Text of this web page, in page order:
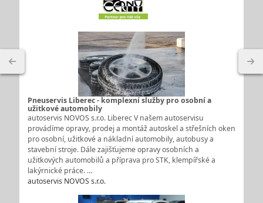
Pneuservis Liberec - komplexní služby pro osobní a
užitkové automobily
autoservis NOVOS s.r.o. Liberec V našem autoservisu
provádíme opravy, prodej a montáž autoskel a střešních oken
pro osobní, užitkové a nákladní automobily, autobusy a
stavební stroje. Dále zajišťujeme opravy osobních a
užitkových automobilů a příprava pro STK, klempířské a
lakýrnické práce. …
autoservis NOVOS s.r.o.